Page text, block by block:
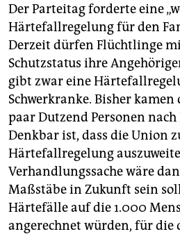
Der Parteitag forderte eine
Härtefallregelung für den
Derzeit dürfen Flüchtlinge
Schutzstatus ihre
gibt zwar eine
Schwerkranke. Bisher
paar Dutzend Personen
Denkbar ist, dass die Union
Härtefallregelung
Verhandlungssache wäre
Maßstäbe in Zukunft sein
Härtefälle auf die 1.000
angerechnet würden, für die